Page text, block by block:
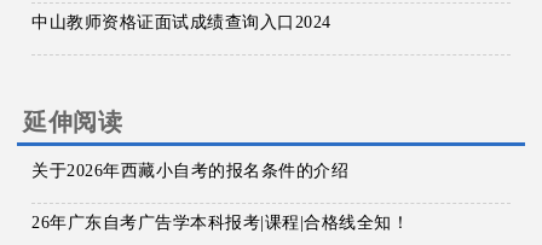
中山教师资格证面试成绩查询入口2024
延伸阅读
关于2026年西藏小自考的报名条件的介绍
26年广东自考广告学本科报考|课程|合格线全知！